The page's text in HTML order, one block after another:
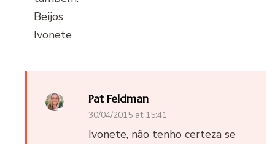
Beijos
Ivonete
Pat Feldman
30/04/2015 at 15:41
Ivonete, não tenho certeza se